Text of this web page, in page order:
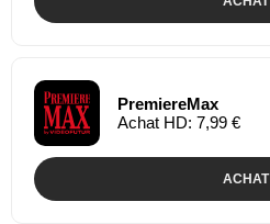
PremiereMax
Achat HD: 7,99 €
ACHAT